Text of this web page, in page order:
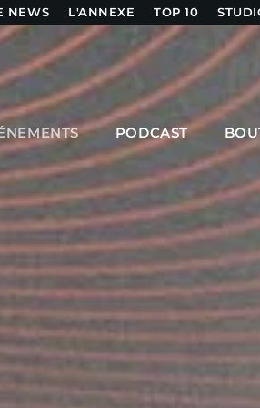
NEWS L'ANNEXE TOP 10
PODCAST
À VENIR
MPM MORNING POP
6:00 AM - 9:00 AM
GOLDEN HOUR HITS
AFRO BEATS
9:00 AM - 12:00 PM
URBAN TIME
12:00 PM - 3:00 PM